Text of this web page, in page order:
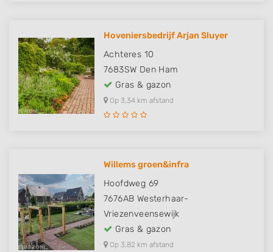
Hoveniersbedrijf Arjan Sluyer
Achteres 10
7683SW Den Ham
Gras & gazon
Op 3,34 km afstand
Willems groen&infra
Hoofdweg 69
7676AB Westerhaar-
Vriezenveensewijk
Gras & gazon
Op 3,82 km afstand